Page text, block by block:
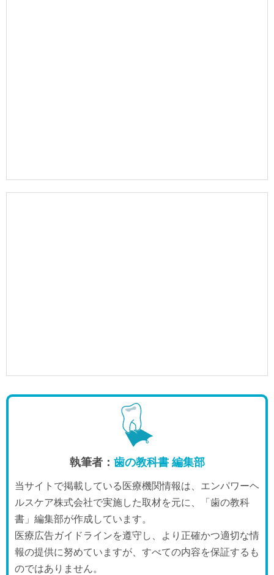
執筆者： 歯の教科書 編集部
当サイトで掲載している医療機関情報は、エンパワーヘ
ルスケア株式会社で実施した取材を元に、「歯の教科
書」編集部が作成しています。
医療広告ガイドラインを遵守し、より正確かつ適切な情
報の提供に努めていますが、すべての内容を保証するも
のではありません。